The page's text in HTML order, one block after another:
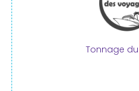
Tonnage